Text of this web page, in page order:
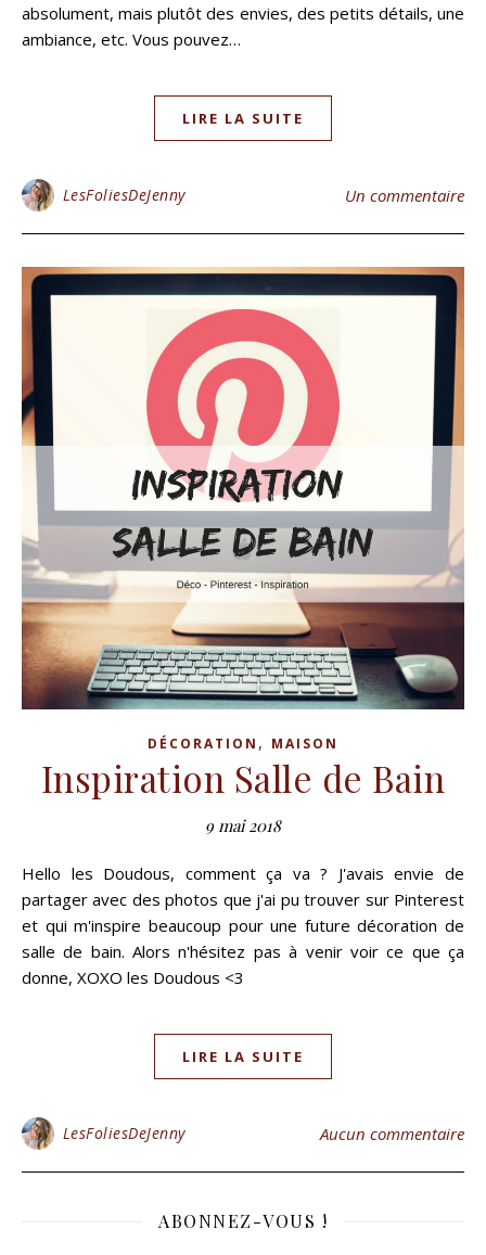
absolument, mais plutôt des envies, des petits détails, une
ambiance, etc. Vous pouvez…
LIRE LA SUITE
LesFoliesDeJenny Un commentaire
DÉCORATION , MAISON
Inspiration Salle de Bain
9 mai 2018
Hello les Doudous, comment ça va ? J'avais envie de
partager avec des photos que j'ai pu trouver sur Pinterest
et qui m'inspire beaucoup pour une future décoration de
salle de bain. Alors n'hésitez pas à venir voir ce que ça
donne, XOXO les Doudous <3
LIRE LA SUITE
LesFoliesDeJenny Aucun commentaire
ABONNEZ-VOUS !